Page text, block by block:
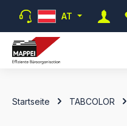
Zum Hauptinhalt springen
AT
Startseite TABCOLOR